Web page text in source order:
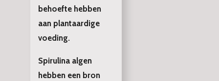
behoefte hebben
aan plantaardige
voeding.
Spirulina algen
hebben een bron